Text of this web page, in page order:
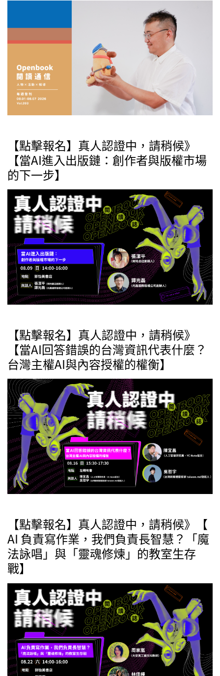
【點擊報名】真人認證中，請稍候》
【當AI進入出版鏈：創作者與版權市場
的下一步】
【點擊報名】真人認證中，請稍候》
【當AI回答錯誤的台灣資訊代表什麼？
台灣主權AI與內容授權的權衡】
【點擊報名】真人認證中，請稍候》【
AI 負責寫作業，我們負責長智慧？「魔
法詠唱」與「靈魂修煉」的教室生存
戰】